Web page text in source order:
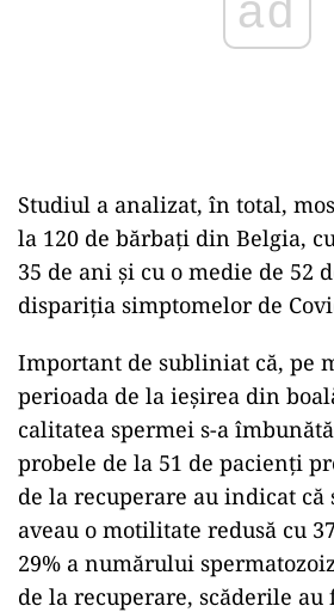
Studiul a analizat, în total,
la 120 de bărbați din Belgia,
35 de ani și cu o medie de 52
dispariția simptomelor de
Important de subliniat că, pe
perioada de la ieșirea din
calitatea spermei s-a
probele de la 51 de pacienți
de la recuperare au indicat că
aveau o motilitate redusă cu
29% a numărului
de la recuperare, scăderile au